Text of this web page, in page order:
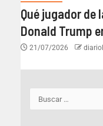
Qué jugador de
Donald Trump
21/07/2026